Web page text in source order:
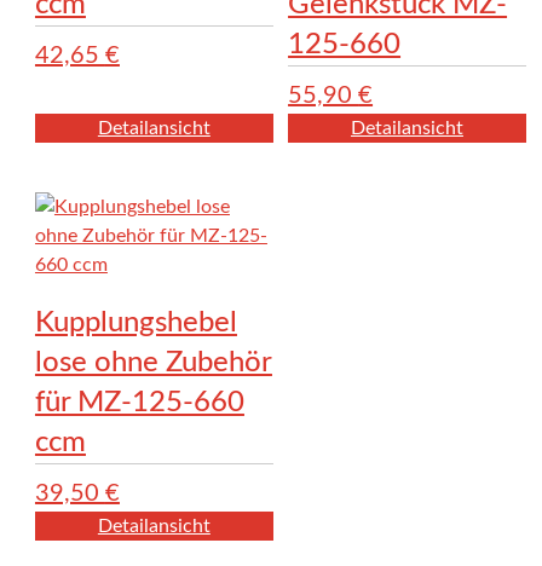
42,65 €
Detailansicht
125-660
55,90€
Detailansicht
Kupplungshebel
lose ohne Zubehör
für MZ-125-660
ccm
39,50 €
Detailansicht